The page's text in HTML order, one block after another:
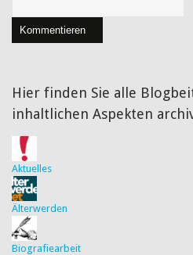
Kommentieren
Hier finden Sie alle
inhaltlichen Aspekten
Aktuelles
Älterwerden
Biografiearbeit